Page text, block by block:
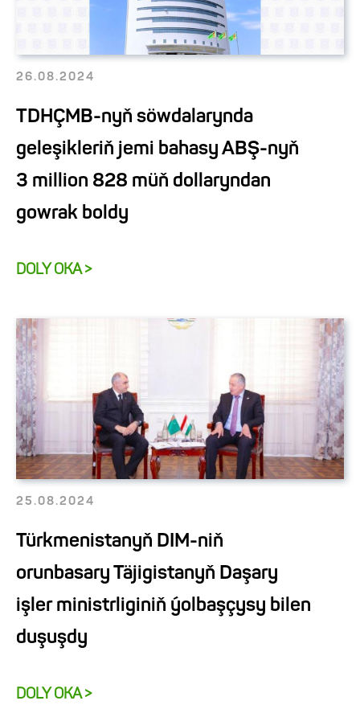
26.08.2024
TDHÇMB-nyň söwdalarynda
geleşikleriň jemi bahasy ABŞ-nyň
3 million 828 müň dollaryndan
gowrak boldy
DOLY OKA >
25.08.2024
Türkmenistanyň DIM-niň
orunbasary Täjigistanyň Daşary
işler ministrliginiň ýolbaşçysy bilen
duşuşdy
DOLY OKA >